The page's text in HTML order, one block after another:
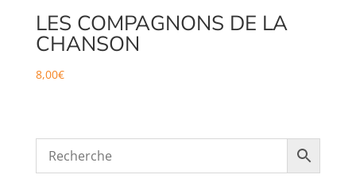
LES COMPAGNONS DE LA
CHANSON
8,00€